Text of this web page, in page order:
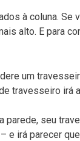
à coluna.
alto. E para
um
travesseiro irá
seu
irá parecer